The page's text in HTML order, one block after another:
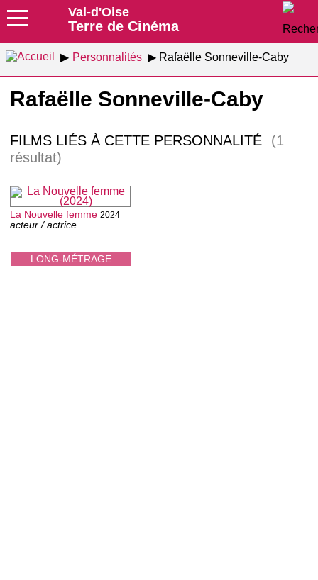
Val-d'Oise
Terre de Cinéma
Personnalités Rafaëlle Sonneville-Caby
Rafaëlle Sonneville-Caby
FILMS LIÉS À CETTE PERSONNALITÉ
(1
résultat)
LONG-MÉTRAGE
La Nouvelle femme 2024
acteur / actrice